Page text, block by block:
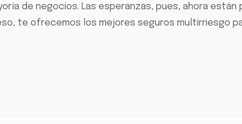
de negocios. Las esperanzas, pues, ahora están
te ofrecemos los mejores seguros multirriesgo